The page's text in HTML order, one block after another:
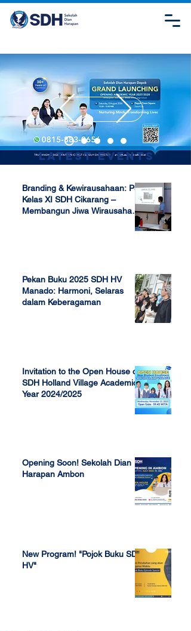
Latest Events
Branding & Kewirausahaan: P5
Kelas XI SDH Cikarang –
Membangun Jiwa Wirausaha
Pekan Buku 2025 SDH HV
Manado: Harmoni, Selaras
dalam Keberagaman
Invitation to the Open House of
SDH Holland Village Academic
Year 2024/2025
Opening Soon! Sekolah Dian
Harapan Ambon
New Program! "Pojok Buku SDH
HV"